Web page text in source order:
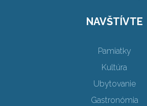
NAVŠTÍVTE
Pamiatky
Kultúra
Ubytovanie
Gastronómia